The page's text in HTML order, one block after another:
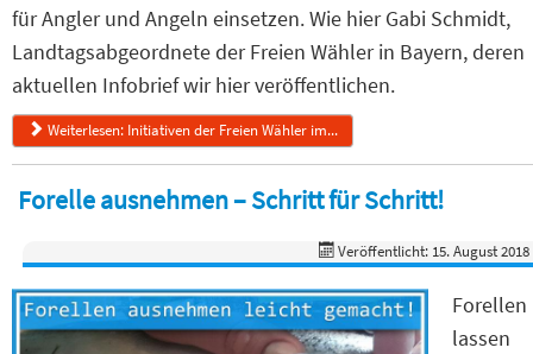
für Angler und Angeln einsetzen. Wie hier Gabi Schmidt,
Landtagsabgeordnete der Freien Wähler in Bayern, deren
aktuellen Infobrief wir hier veröffentlichen.
Weiterlesen: Initiativen der Freien Wähler im...
Forelle ausnehmen – Schritt für Schritt!
Veröffentlicht: 15. August 2018
Forellen
lassen